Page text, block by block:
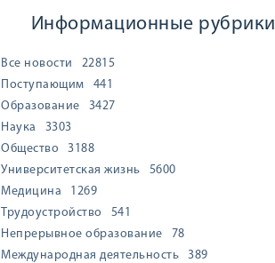
Информационные рубрики
Все новости
22815
Поступающим
441
Образование
3427
Наука
3303
Общество
3188
Университетская жизнь
5600
Медицина
1269
Трудоустройство
541
Непрерывное образование
78
Международная деятельность
389